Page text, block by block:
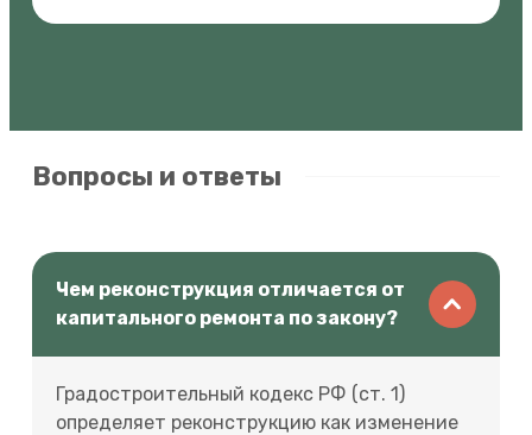
Вопросы и ответы
Чем реконструкция отличается от
капитального ремонта по закону?
Градостроительный кодекс РФ (ст. 1)
определяет реконструкцию как изменение